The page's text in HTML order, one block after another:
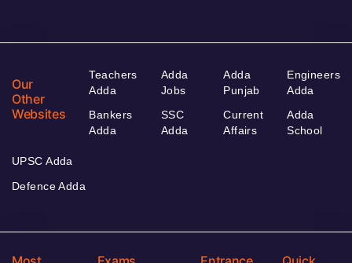
Our
Other
Websites
Teachers
Adda
Bankers
Adda
Adda
Jobs
SSC
Adda
Adda
Punjab
Current
Affairs
Engineers
Adda
Adda
School
UPSC Adda
Defence Adda